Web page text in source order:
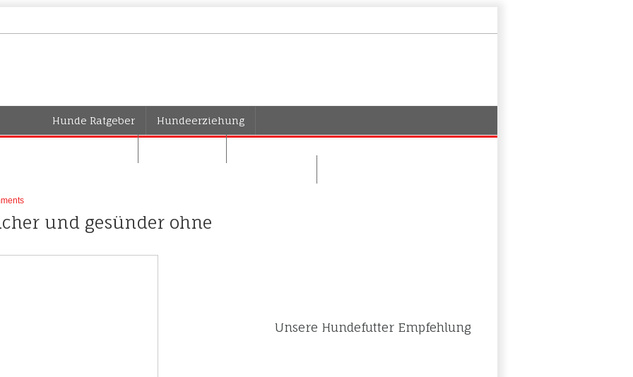
Hunde Ratgeber Hundeerziehung
und gesünder ohne
Unsere Hundefutter Empfehlung